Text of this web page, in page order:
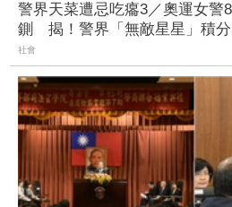
警界天菜遭忌吃癟3／奧運女警
鍘 揭！警界「無敵星星」積
社會